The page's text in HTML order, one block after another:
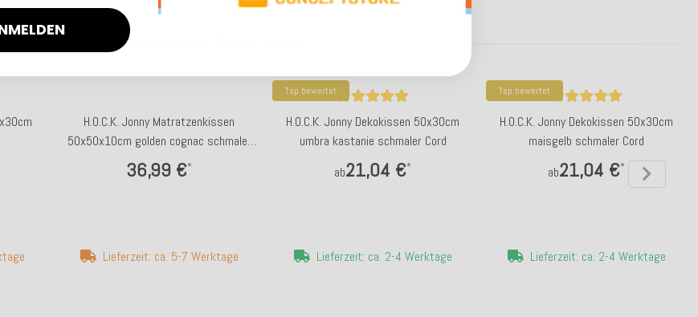
Weitere Produkte aus der Serie Jonny
H.O.C.K. Jonny Matratzenkissen
50x50x10cm golden cognac schmaler
Cord
36,99 €*
Lieferzeit: ca. 5-7 Werktage
Top bewertet
H.O.C.K. Jonny Dekokissen 50x30cm
umbra kastanie schmaler Cord
ab21,04 €*
Lieferzeit: ca. 2-4 Werktage
Top bewertet
H.O.C.K. Jonny Dekokissen 50x30cm
maisgelb schmaler Cord
ab21,04 €*
Lieferzeit: ca. 2-4 Werktage